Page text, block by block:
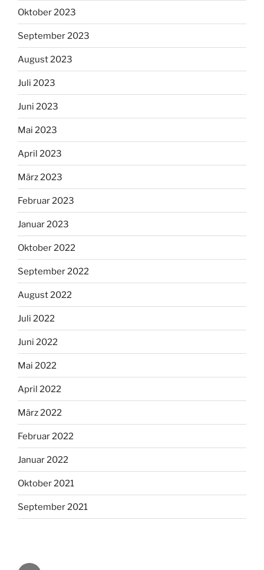
Oktober 2023
September 2023
August 2023
Juli 2023
Juni 2023
Mai 2023
April 2023
März 2023
Februar 2023
Januar 2023
Oktober 2022
September 2022
August 2022
Juli 2022
Juni 2022
Mai 2022
April 2022
März 2022
Februar 2022
Januar 2022
Oktober 2021
September 2021